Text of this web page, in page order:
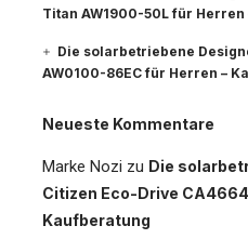
Titan AW1900-50L für
Die solarbetriebene
AW0100-86EC für Herren –
Neueste Kommentare
Marke Nozi zu Die
Citizen Eco-Drive
Kaufberatung